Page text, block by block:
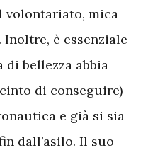
volontariato, mica
Inoltre, è essenziale
di bellezza abbia
di conseguire)
e già si sia
dall’asilo. Il suo